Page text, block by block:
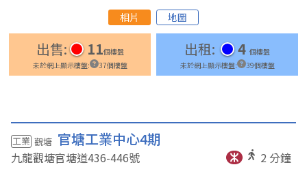
相片 地圖
出售: 11個樓盤
未於網上顯示樓盤: 37個樓盤
出租: 4 個樓盤
未於網上顯示樓盤: 39個樓盤
工業 觀塘 官塘工業中心4期
九龍觀塘官塘道436-446號 2 分鐘